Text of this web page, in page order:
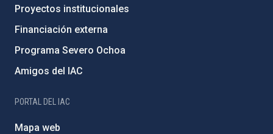
Proyectos institucionales
Financiación externa
Programa Severo Ochoa
Amigos del IAC
PORTAL DEL IAC
Mapa web